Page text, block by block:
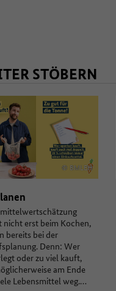
STÖBERN
© BMLEH
nicht erst beim Kochen,
bereits bei der
Denn: Wer
oder zu viel kauft,
am Ende
Lebensmittel weg.…